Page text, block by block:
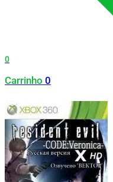
0
Carrinho 0